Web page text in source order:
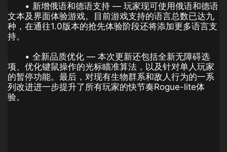
• 新增俄语和德语支持 — 玩家现可使用俄语和德语
文本及界面体验游戏。目前游戏支持的语言总数已达九
种，在通往1.0版本的抢先体验阶段还将添加更多语言支
持。
• 全新品质优化 — 本次更新还包括全新无障碍选
项、优化键鼠操作的光标瞄准算法，以及针对单人玩家
的暂停功能。最后，对现有生物群系和敌人行为的一系
列改进进一步提升了所有玩家的快节奏Rogue-lite体
验。